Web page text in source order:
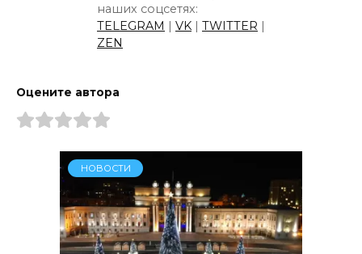
наших соцсетях:
TELEGRAM | VK | TWITTER |
ZEN
Оцените автора
НОВОСТИ